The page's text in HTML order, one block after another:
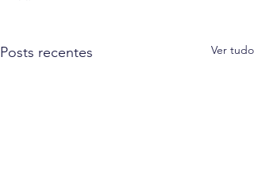
Posts recentes Ver tudo